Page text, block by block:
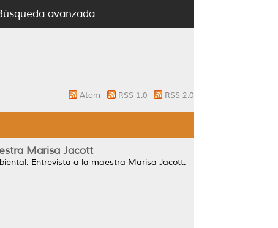
avanzada
Atom RSS 1.0 RSS 2.0
Marisa Jacott
Entrevista a la maestra Marisa Jacott.